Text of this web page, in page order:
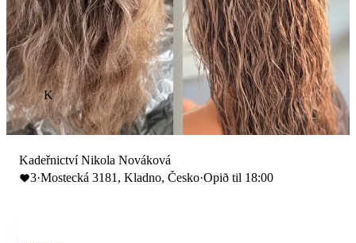
K
Kadeřnictví Nikola Nováková
3·Mostecká 3181, Kladno, Česko·Opið til 18:00